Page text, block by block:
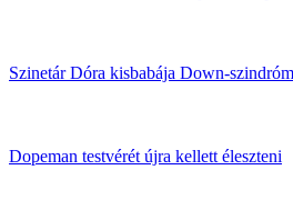
Szinetár Dóra kisbabája Down-
Dopeman testvérét újra kellett éleszteni